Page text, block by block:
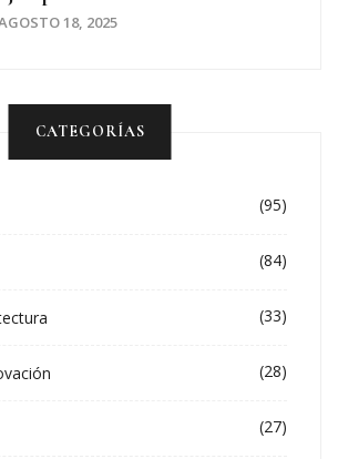
(2025)
18, 2025
CATEGORÍAS
(95)
(84)
(33)
(28)
(27)